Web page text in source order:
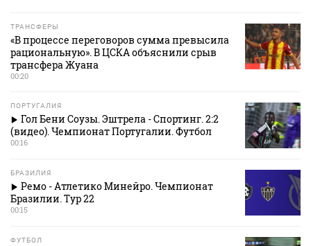
ТРАНСФЕРЫ
«В процессе переговоров сумма превысила
рациональную». В ЦСКА объяснили срыв
трансфера Жуана
00:20
ПОРТУГАЛИЯ
Гол Бени Соузы. Эштрела - Спортинг. 2:2
(видео). Чемпионат Португалии. Футбол
00:16
БРАЗИЛИЯ
Ремо - Атлетико Минейро. Чемпионат
Бразилии. Тур 22
00:15
ФУТБОЛ